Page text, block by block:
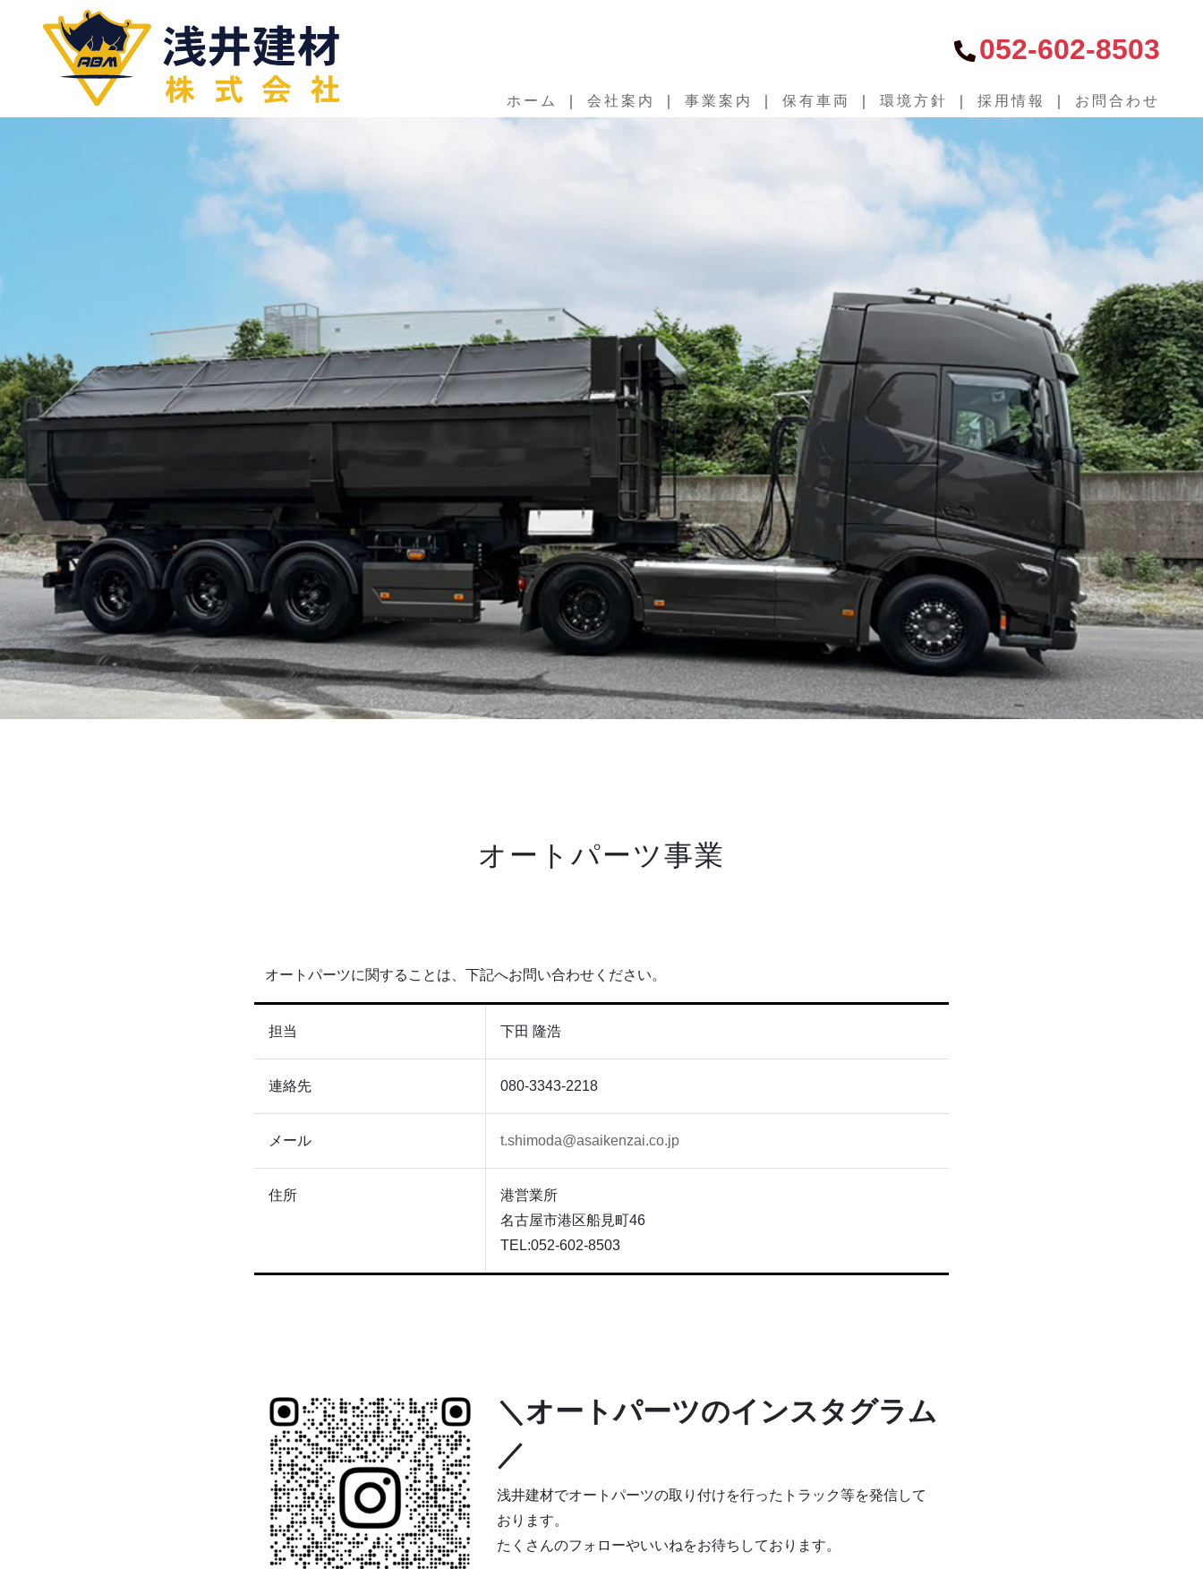
052-602-8503
ホーム 会社案内 事業案内 保有車両 環境方針 採用情報 お問合わせ
オートパーツ事業
オートパーツに関することは、下記へお問い合わせください。
担当 下田 隆浩
連絡先 080-3343-2218
メール t.shimoda@asaikenzai.co.jp
住所
港営業所
名古屋市港区船見町46
TEL:052-602-8503
＼オートパーツのインスタグラム
／
浅井建材でオートパーツの取り付けを行ったトラック等を発信して
おります。
たくさんのフォローやいいねをお待ちしております。